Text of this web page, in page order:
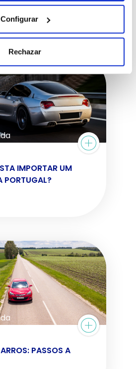
Configurar
Rechazar
IMPORTAR UM
PORTUGAL?
PASSOS A